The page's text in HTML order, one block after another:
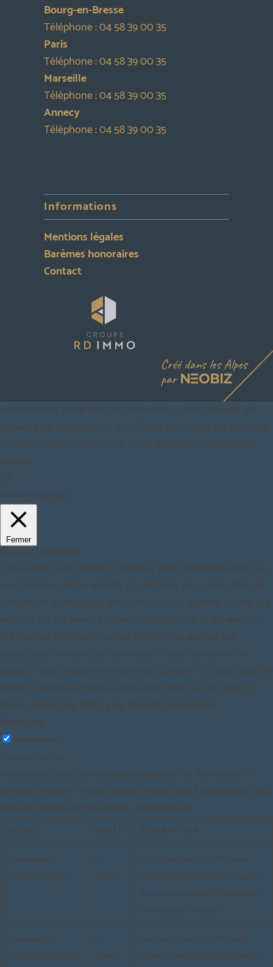
Bourg-en-Bresse
Téléphone :04 58 39 00 35
Paris
Téléphone :04 58 39 00 35
Marseille
Téléphone :04 58 39 00 35
Annecy
Téléphone :04 58 39 00 35
Informations
Mentions légales
Barèmes honoraires
Contact
Bienvenue sur notre site groupe-rdimmo.fr, nous utilisons des
cookies pour vous garantir la meilleure expérience sur notre site.
En cliquant sur le bouton “OK”, vous acceptez l'utilisation des
cookies.
OK
Manage consent
Fermer
Privacy Overview
This website uses cookies to improve your experience while you
navigate through the website. Out of these, the cookies that are
categorized as necessary are stored on your browser as they are
essential for the working of basic functionalities of the website.
We also use third-party cookies that help us analyze and
understand how you use this website. These cookies will be
stored in your browser only with your consent. You also have the
option to opt-out of these cookies. But opting out of some of
these cookies may affect your browsing experience.
Necessary
Necessary
Toujours activé
Necessary cookies are absolutely essential for the website to
function properly. These cookies ensure basic functionalities and
security features of the website, anonymously.
COOKIE DURÉE DESCRIPTION
cookielawinfo-
checkbox-analytics
11
months
This cookie is set by GDPR Cookie
Consent plugin. The cookie is used to
store the user consent for the cookies
in the category "Analytics".
cookielawinfo-
checkbox-functional
11
months
The cookie is set by GDPR cookie
consent to record the user consent for